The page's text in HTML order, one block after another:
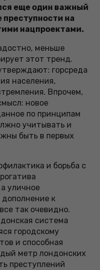
еще один важный
на
нацпроектами.
меньше
этот тренд.
горсреда
населения,
Впрочем,
новое
по принципам
учитывать и
быть в первых
и борьба с
уличное
к
так очевидно.
система
городскому
и способная
метр лондонских
преступлений